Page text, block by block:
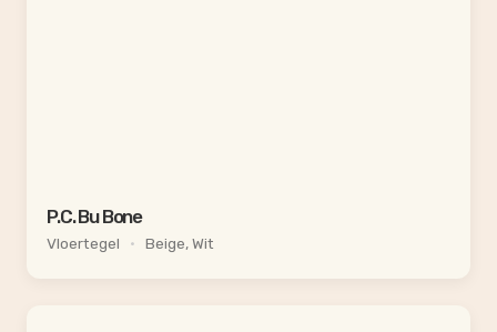
P.C. Bu Bone
Vloertegel • Beige, Wit